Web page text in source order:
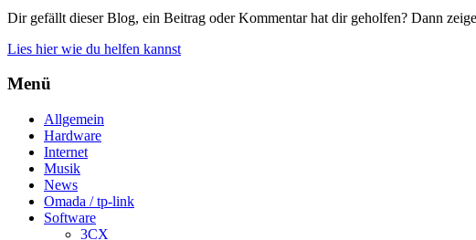
Dir gefällt dieser Blog, ein Beitrag oder Kommentar hat dir geholfen? Dann
Lies hier wie du helfen kannst
Menü
Allgemein
Hardware
Internet
Musik
News
Omada / tp-link
Software
3CX